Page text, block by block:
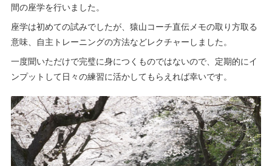
間の座学を行いました。
座学は初めての試みでしたが、猿山コーチ直伝メモの取り方取る
意味、自主トレーニングの方法などレクチャーしました。
一度聞いただけで完璧に身につくものではないので、定期的にイ
ンプットして日々の練習に活かしてもらえれば幸いです。